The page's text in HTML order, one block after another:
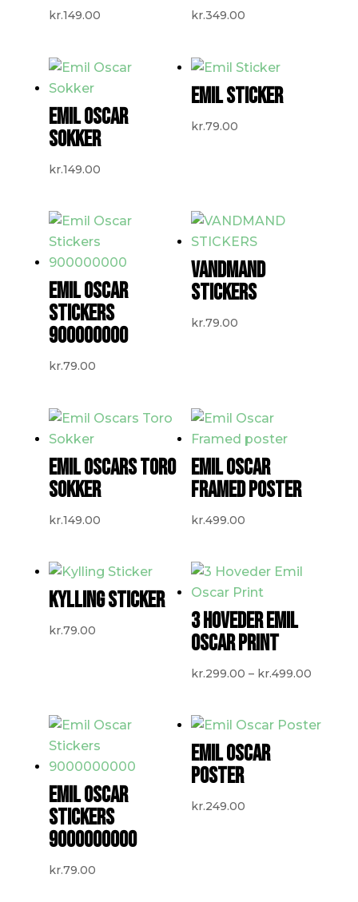
kr.149.00 kr.349.00
EMIL OSCAR
SOKKER
kr.149.00
EMIL STICKER
kr.79.00
EMIL OSCAR
STICKERS
900000000
kr.79.00
VANDMAND
STICKERS
kr.79.00
EMIL OSCARS TORO
SOKKER
kr.149.00
EMIL OSCAR
FRAMED POSTER
kr.499.00
KYLLING STICKER
kr.79.00
3 HOVEDER EMIL
OSCAR PRINT
kr.299.00 – kr.499.00
EMIL OSCAR
STICKERS
9000000000
kr.79.00
EMIL OSCAR
POSTER
kr.249.00